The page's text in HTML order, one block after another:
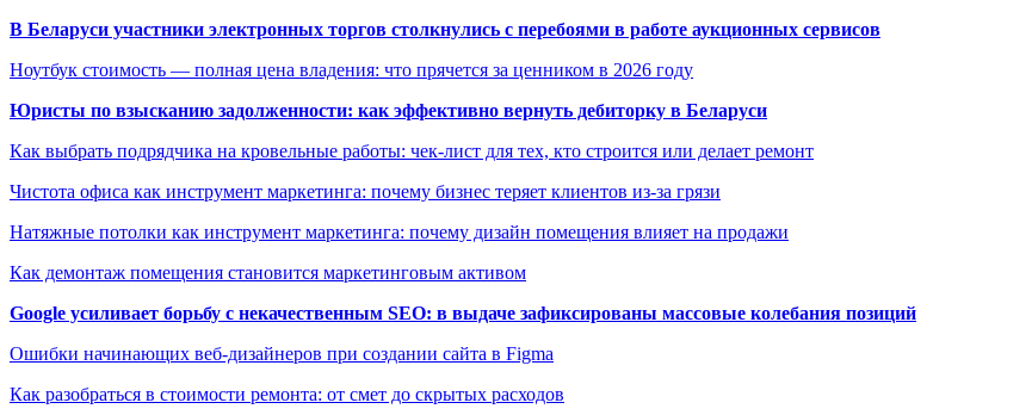
В Беларуси участники электронных торгов столкнулись с перебоями в работе аукционных сервисов
Ноутбук стоимость — полная цена владения: что прячется за ценником в 2026 году
Юристы по взысканию задолженности: как эффективно вернуть дебиторку в Беларуси
Как выбрать подрядчика на кровельные работы: чек-лист для тех, кто строится или делает ремонт
Чистота офиса как инструмент маркетинга: почему бизнес теряет клиентов из-за грязи
Натяжные потолки как инструмент маркетинга: почему дизайн помещения влияет на продажи
Как демонтаж помещения становится маркетинговым активом
Google усиливает борьбу с некачественным SEO: в выдаче зафиксированы массовые колебания позиций
Ошибки начинающих веб-дизайнеров при создании сайта в Figma
Как разобраться в стоимости ремонта: от смет до скрытых расходов